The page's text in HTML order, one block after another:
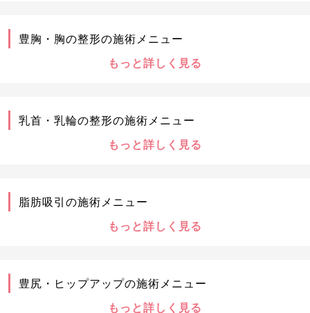
豊胸・胸の整形の施術メニュー
もっと詳しく見る
乳首・乳輪の整形の施術メニュー
もっと詳しく見る
脂肪吸引の施術メニュー
もっと詳しく見る
豊尻・ヒップアップの施術メニュー
もっと詳しく見る